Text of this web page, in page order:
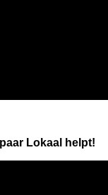
Lokaal helpt!